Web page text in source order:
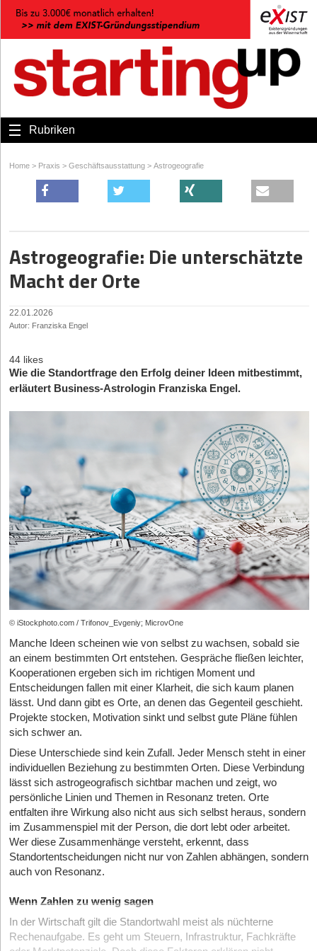
Rubriken
Home > Praxis > Geschäftsausstattung > Astrogeografie
Astrogeografie: Die unterschätzte
Macht der Orte
22.01.2026
Autor: Franziska Engel
44 likes
Wie die Standortfrage den Erfolg deiner Ideen mitbestimmt,
erläutert Business-Astrologin Franziska Engel.
© iStockphoto.com / Trifonov_Evgeniy; MicrovOne
Manche Ideen scheinen wie von selbst zu wachsen, sobald sie
an einem bestimmten Ort entstehen. Gespräche fließen leichter,
Kooperationen ergeben sich im richtigen Moment und
Entscheidungen fallen mit einer Klarheit, die sich kaum planen
lässt. Und dann gibt es Orte, an denen das Gegenteil geschieht.
Projekte stocken, Motivation sinkt und selbst gute Pläne fühlen
sich schwer an.
Diese Unterschiede sind kein Zufall. Jeder Mensch steht in einer
individuellen Beziehung zu bestimmten Orten. Diese Verbindung
lässt sich astrogeografisch sichtbar machen und zeigt, wo
persönliche Linien und Themen in Resonanz treten. Orte
entfalten ihre Wirkung also nicht aus sich selbst heraus, sondern
im Zusammenspiel mit der Person, die dort lebt oder arbeitet.
Wer diese Zusammenhänge versteht, erkennt, dass
Standortentscheidungen nicht nur von Zahlen abhängen, sondern
auch von Resonanz.
Wenn Zahlen zu wenig sagen
In der Wirtschaft gilt die Standortwahl meist als nüchterne
Rechenaufgabe. Es geht um Steuern, Infrastruktur, Fachkräfte